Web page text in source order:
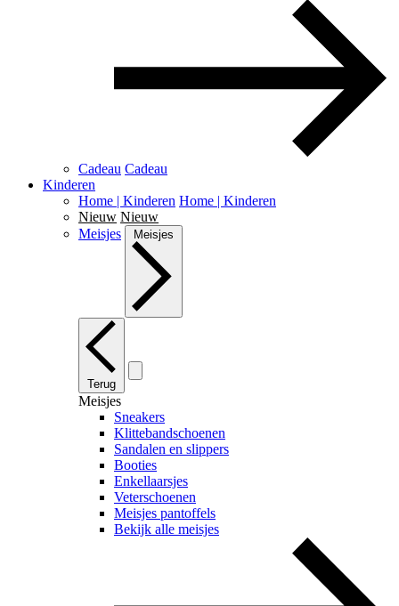
Cadeau Cadeau
Kinderen
Home | Kinderen Home | Kinderen
Nieuw Nieuw
Meisjes
Meisjes
Terug
Meisjes
Sneakers
Klittebandschoenen
Sandalen en slippers
Booties
Enkellaarsjes
Veterschoenen
Meisjes pantoffels
Bekijk alle meisjes